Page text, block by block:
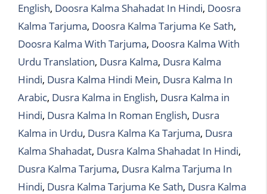
English, Doosra Kalma Shahadat In Hindi, Doosra
Kalma Tarjuma, Doosra Kalma Tarjuma Ke Sath,
Doosra Kalma With Tarjuma, Doosra Kalma With
Urdu Translation, Dusra Kalma, Dusra Kalma
Hindi, Dusra Kalma Hindi Mein, Dusra Kalma In
Arabic, Dusra Kalma in English, Dusra Kalma in
Hindi, Dusra Kalma In Roman English, Dusra
Kalma in Urdu, Dusra Kalma Ka Tarjuma, Dusra
Kalma Shahadat, Dusra Kalma Shahadat In Hindi,
Dusra Kalma Tarjuma, Dusra Kalma Tarjuma In
Hindi, Dusra Kalma Tarjuma Ke Sath, Dusra Kalma